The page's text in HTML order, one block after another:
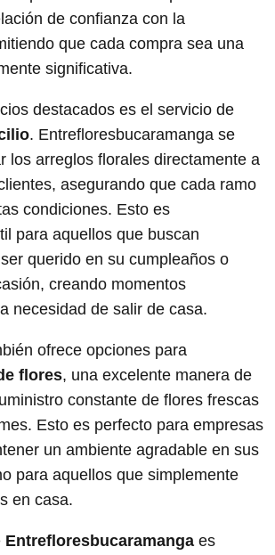
de confianza con la
que cada compra sea una
significativa.
destacados es el servicio de
. Entrefloresbucaramanga se
los arreglos florales directamente a
asegurando que cada ramo
condiciones. Esto es
para aquellos que buscan
querido en su cumpleaños o
creando momentos
necesidad de salir de casa.
ofrece opciones para
flores, una excelente manera de
constante de flores frescas
Esto es perfecto para empresas
un ambiente agradable en sus
para aquellos que simplemente
en casa.
Entrefloresbucaramanga es